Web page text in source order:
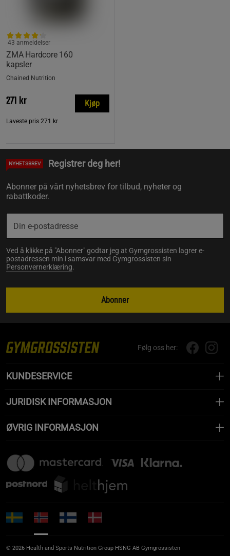
ZMA Hardcore 160
kapsler
43 anmeldelser
Chained Nutrition
271 kr
Laveste pris 271 kr
Kjøp
NYHETSBREV Registrer deg her!
Abonner på vårt nyhetsbrev for tilbud, nyheter og
rabattkoder.
Ved å klikke på "Abonner" godtar jeg at Gymgrossisten lagrer e-
postadressen min i samsvar med Gymgrossisten sin
Personvernerklæring.
Abonner
Følg oss her:
KUNDESERVICE
JURIDISK INFORMASJON
ØVRIG INFORMASJON
© 2026 Health and Sports Nutrition Group HSNG AB Gymgrossisten